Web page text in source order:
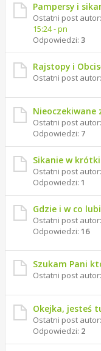
Pampersy i
Ostatni post autor:
15:24 - pn
Odpowiedzi: 3
Rajstopy i
Ostatni post autor:
Nieoczekiwane
Ostatni post autor:
Odpowiedzi: 7
Sikanie w
Ostatni post autor:
Odpowiedzi: 1
Gdzie i w co
Ostatni post autor:
Odpowiedzi: 16
Szukam Pani
Ostatni post autor:
Okejka, jesteś
Ostatni post autor:
Odpowiedzi: 2